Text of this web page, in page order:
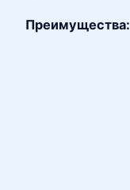
Преимущества: